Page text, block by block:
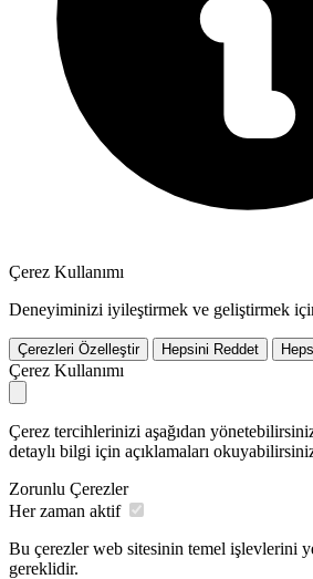
Çerez Kullanımı
Deneyiminizi iyileştirmek ve geliştirmek
Çerezleri Özelleştir Hepsini Reddet
Çerez Kullanımı
Çerez tercihlerinizi aşağıdan
detaylı bilgi için açıklamaları
Zorunlu Çerezler
Her zaman aktif
Bu çerezler web sitesinin temel işlevlerini
gereklidir.